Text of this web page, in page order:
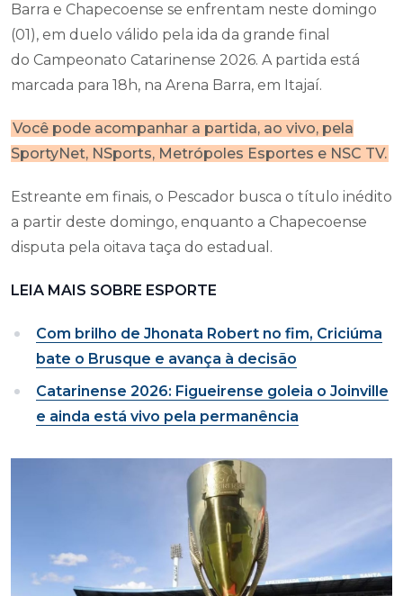
Barra e Chapecoense se enfrentam neste domingo
(01), em duelo válido pela ida da grande final
do Campeonato Catarinense 2026. A partida está
marcada para 18h, na Arena Barra, em Itajaí.
Você pode acompanhar a partida, ao vivo, pela
SportyNet, NSports, Metrópoles Esportes e NSC TV.
Estreante em finais, o Pescador busca o título inédito
a partir deste domingo, enquanto a Chapecoense
disputa pela oitava taça do estadual.
LEIA MAIS SOBRE ESPORTE
Com brilho de Jhonata Robert no fim, Criciúma
bate o Brusque e avança à decisão
Catarinense 2026: Figueirense goleia o Joinville
e ainda está vivo pela permanência